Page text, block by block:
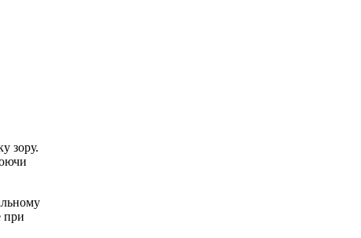
зору.
при